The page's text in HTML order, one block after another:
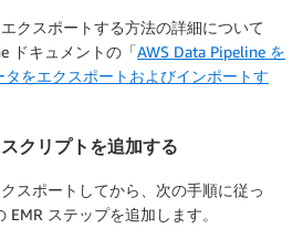
クスポートする方法の詳細について
ドキュメントの「AWS Data Pipeline を
をエクスポートおよびインポートす
クリプトを追加する
スポートしてから、次の手順に従っ
EMR ステップを追加します。